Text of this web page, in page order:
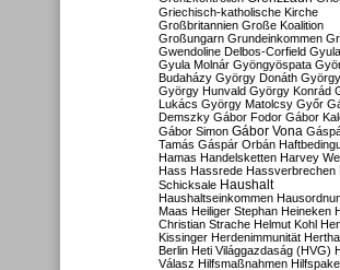
Griechisch-katholische Kirche
Großbritannien Große Koalition
Großungarn Grundeinkommen
Gwendoline Delbos-Corfield
Gyula Molnár Gyöngyöspata
Budaházy György Donáth
György Hunvald György Konrád
Lukács György Matolcsy Győr
Demszky Gábor Fodor Gábor
Gábor Simon Gábor Vona
Tamás Gáspár Orbán
Hamas Handelsketten Harvey
Hass Hassrede Hassverbrechen
Schicksale Haushalt
Haushaltseinkommen
Maas Heiliger Stephan Heineken
Christian Strache Helmut Kohl
Kissinger Herdenimmunität
Berlin Heti Világgazdaság (HVG)
Válasz Hilfsmaßnahmen